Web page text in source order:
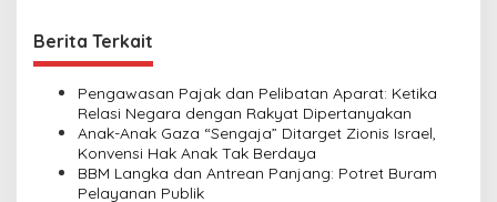
n
a
Berita Terkait
Pengawasan Pajak dan Pelibatan Aparat: Ketika
Relasi Negara dengan Rakyat Dipertanyakan
Anak-Anak Gaza “Sengaja” Ditarget Zionis Israel,
Konvensi Hak Anak Tak Berdaya
BBM Langka dan Antrean Panjang: Potret Buram
Pelayanan Publik